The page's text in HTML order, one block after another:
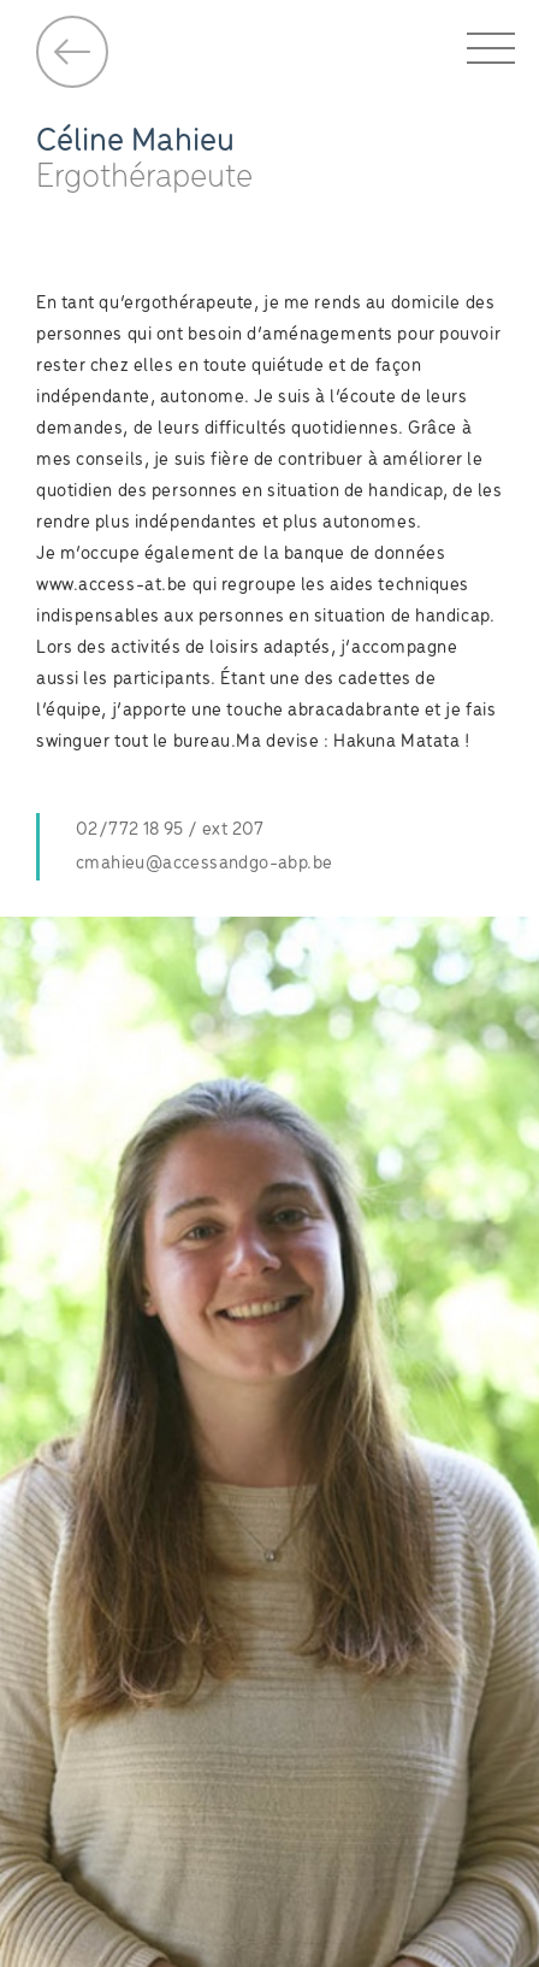
Céline Mahieu
Ergothérapeute
En tant qu’ergothérapeute, je me rends au domicile des
personnes qui ont besoin d’aménagements pour pouvoir
rester chez elles en toute quiétude et de façon
indépendante, autonome. Je suis à l’écoute de leurs
demandes, de leurs difficultés quotidiennes. Grâce à
mes conseils, je suis fière de contribuer à améliorer le
quotidien des personnes en situation de handicap, de les
rendre plus indépendantes et plus autonomes.
Je m’occupe également de la banque de données
www.access-at.be qui regroupe les aides techniques
indispensables aux personnes en situation de handicap.
Lors des activités de loisirs adaptés, j’accompagne
aussi les participants. Étant une des cadettes de
l’équipe, j’apporte une touche abracadabrante et je fais
swinguer tout le bureau.Ma devise : Hakuna Matata !
02/772 18 95 / ext 207
cmahieu@accessandgo-abp.be